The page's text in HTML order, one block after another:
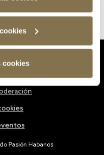
cookies
Pasión Habanos.